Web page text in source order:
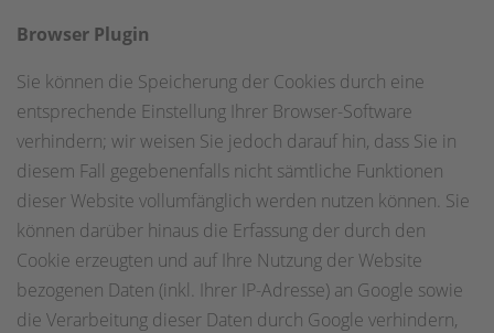
Browser Plugin
Sie können die Speicherung der Cookies durch eine
entsprechende Einstellung Ihrer Browser-Software
verhindern; wir weisen Sie jedoch darauf hin, dass Sie in
diesem Fall gegebenenfalls nicht sämtliche Funktionen
dieser Website vollumfänglich werden nutzen können. Sie
können darüber hinaus die Erfassung der durch den
Cookie erzeugten und auf Ihre Nutzung der Website
bezogenen Daten (inkl. Ihrer IP-Adresse) an Google sowie
die Verarbeitung dieser Daten durch Google verhindern,